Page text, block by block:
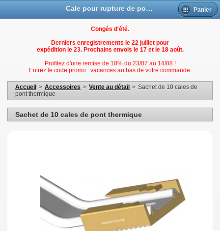
Cale pour rupture de pont thermique fenetres Alu Panier
Congés d'été.
Derniers enregistrements le 22 juillet pour
expédition le 23. Prochains envois le 17 et le 18 août.
Profitez d'une remise de 10% du 23/07 au 14/08 !
Entrez le code promo : vacances au bas de votre commande.
Accueil > Accessoires > Vente au détail > Sachet de 10 cales de
pont thermique
Sachet de 10 cales de pont thermique